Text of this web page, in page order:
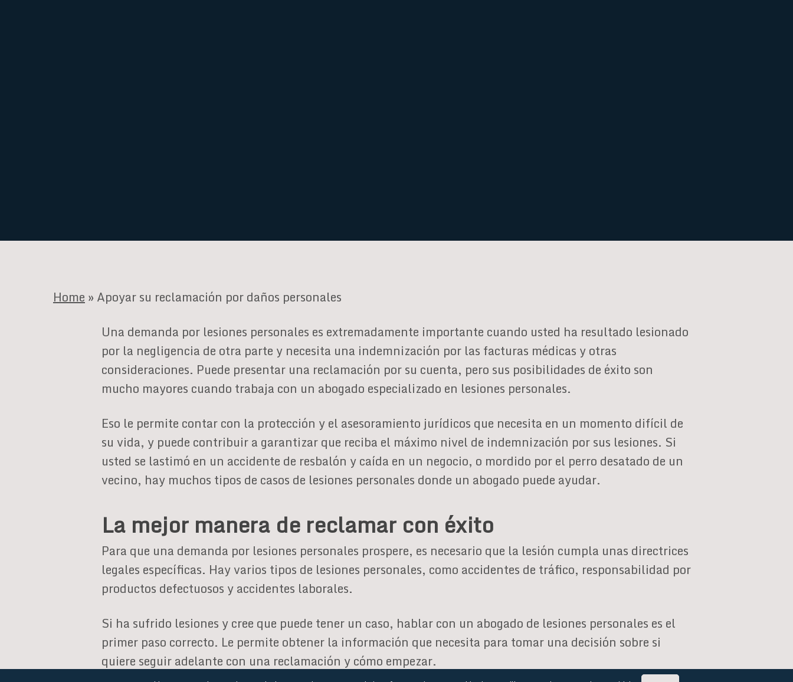
Home»Apoyar su reclamación por daños personales
Una demanda por lesiones personales es extremadamente importante cuando usted ha resultado lesionado
por la negligencia de otra parte y necesita una indemnización por las facturas médicas y otras
consideraciones. Puede presentar una reclamación por su cuenta, pero sus posibilidades de éxito son
mucho mayores cuando trabaja con un abogado especializado en lesiones personales.
Eso le permite contar con la protección y el asesoramiento jurídicos que necesita en un momento difícil de
su vida, y puede contribuir a garantizar que reciba el máximo nivel de indemnización por sus lesiones. Si
usted se lastimó en un accidente de resbalón y caída en un negocio, o mordido por el perro desatado de un
vecino, hay muchos tipos de casos de lesiones personales donde un abogado puede ayudar.
La mejor manera de reclamar con éxito
Para que una demanda por lesiones personales prospere, es necesario que la lesión cumpla unas directrices
legales específicas. Hay varios tipos de lesiones personales, como accidentes de tráfico, responsabilidad por
productos defectuosos y accidentes laborales.
Si ha sufrido lesiones y cree que puede tener un caso, hablar con un abogado de lesiones personales es el
primer paso correcto. Le permite obtener la información que necesita para tomar una decisión sobre si
quiere seguir adelante con una reclamación y cómo empezar.